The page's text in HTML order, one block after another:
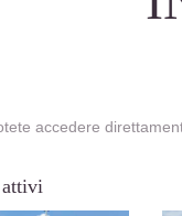
accedere